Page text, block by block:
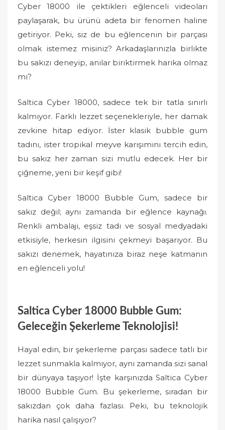
Cyber 18000 ile çektikleri eğlenceli videoları
paylaşarak, bu ürünü adeta bir fenomen haline
getiriyor. Peki, siz de bu eğlencenin bir parçası
olmak istemez misiniz? Arkadaşlarınızla birlikte
bu sakızı deneyip, anılar biriktirmek harika olmaz
mı?
Saltica Cyber 18000, sadece tek bir tatla sınırlı
kalmıyor. Farklı lezzet seçenekleriyle, her damak
zevkine hitap ediyor. İster klasik bubble gum
tadını, ister tropikal meyve karışımını tercih edin,
bu sakız her zaman sizi mutlu edecek. Her bir
çiğneme, yeni bir keşif gibi!
Saltica Cyber 18000 Bubble Gum, sadece bir
sakız değil; aynı zamanda bir eğlence kaynağı.
Renkli ambalajı, eşsiz tadı ve sosyal medyadaki
etkisiyle, herkesin ilgisini çekmeyi başarıyor. Bu
sakızı denemek, hayatınıza biraz neşe katmanın
en eğlenceli yolu!
Saltica Cyber 18000 Bubble Gum:
Geleceğin Şekerleme Teknolojisi!
Hayal edin, bir şekerleme parçası sadece tatlı bir
lezzet sunmakla kalmıyor, aynı zamanda sizi sanal
bir dünyaya taşıyor! İşte karşınızda Saltica Cyber
18000 Bubble Gum. Bu şekerleme, sıradan bir
sakızdan çok daha fazlası. Peki, bu teknolojik
harika nasıl çalışıyor?